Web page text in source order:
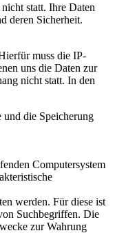
statt. Ihre Daten
deren Sicherheit.
muss die IP-
uns die Daten zur
nicht statt. In den
die Speicherung
Computersystem
werden. Für diese ist
Suchbegriffen. Die
zur Wahrung